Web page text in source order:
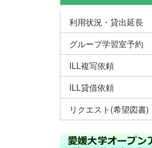
利用状況・貸出延長
グループ学習室予約
ILL複写依頼
ILL貸借依頼
リクエスト(希望図書)